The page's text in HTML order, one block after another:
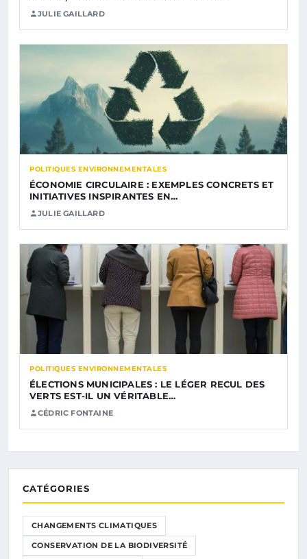
JULIE GAILLARD
POLITIQUES ENVIRONNEMENTALES
ÉCONOMIE CIRCULAIRE : EXEMPLES CONCRETS ET
INITIATIVES INSPIRANTES EN…
JULIE GAILLARD
POLITIQUES ENVIRONNEMENTALES
ÉLECTIONS MUNICIPALES : LE LÉGER RECUL DES
VERTS EST-IL UN VÉRITABLE…
CÉDRIC FONTAINE
CATÉGORIES
CHANGEMENTS CLIMATIQUES
CONSERVATION DE LA BIODIVERSITÉ